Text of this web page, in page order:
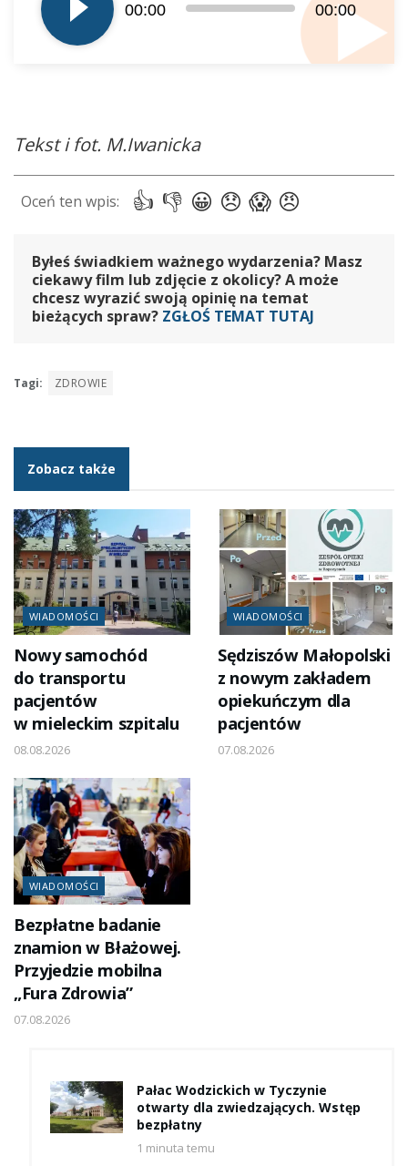
00:00 00:00
Tekst i fot. M.Iwanicka
Byłeś świadkiem ważnego wydarzenia? Masz
ciekawy film lub zdjęcie z okolicy? A może
chcesz wyrazić swoją opinię na temat
bieżących spraw? ZGŁOŚ TEMAT TUTAJ
Tagi: ZDROWIE
Zobacz także
WIADOMOŚCI
Nowy samochód
do transportu
pacjentów
w mieleckim szpitalu
08.08.2026
WIADOMOŚCI
Sędziszów Małopolski
z nowym zakładem
opiekuńczym dla
pacjentów
07.08.2026
WIADOMOŚCI
Bezpłatne badanie
znamion w Błażowej.
Przyjedzie mobilna
„Fura Zdrowia”
07.08.2026
Pałac Wodzickich w Tyczynie
otwarty dla zwiedzających. Wstęp
bezpłatny
1 minuta temu